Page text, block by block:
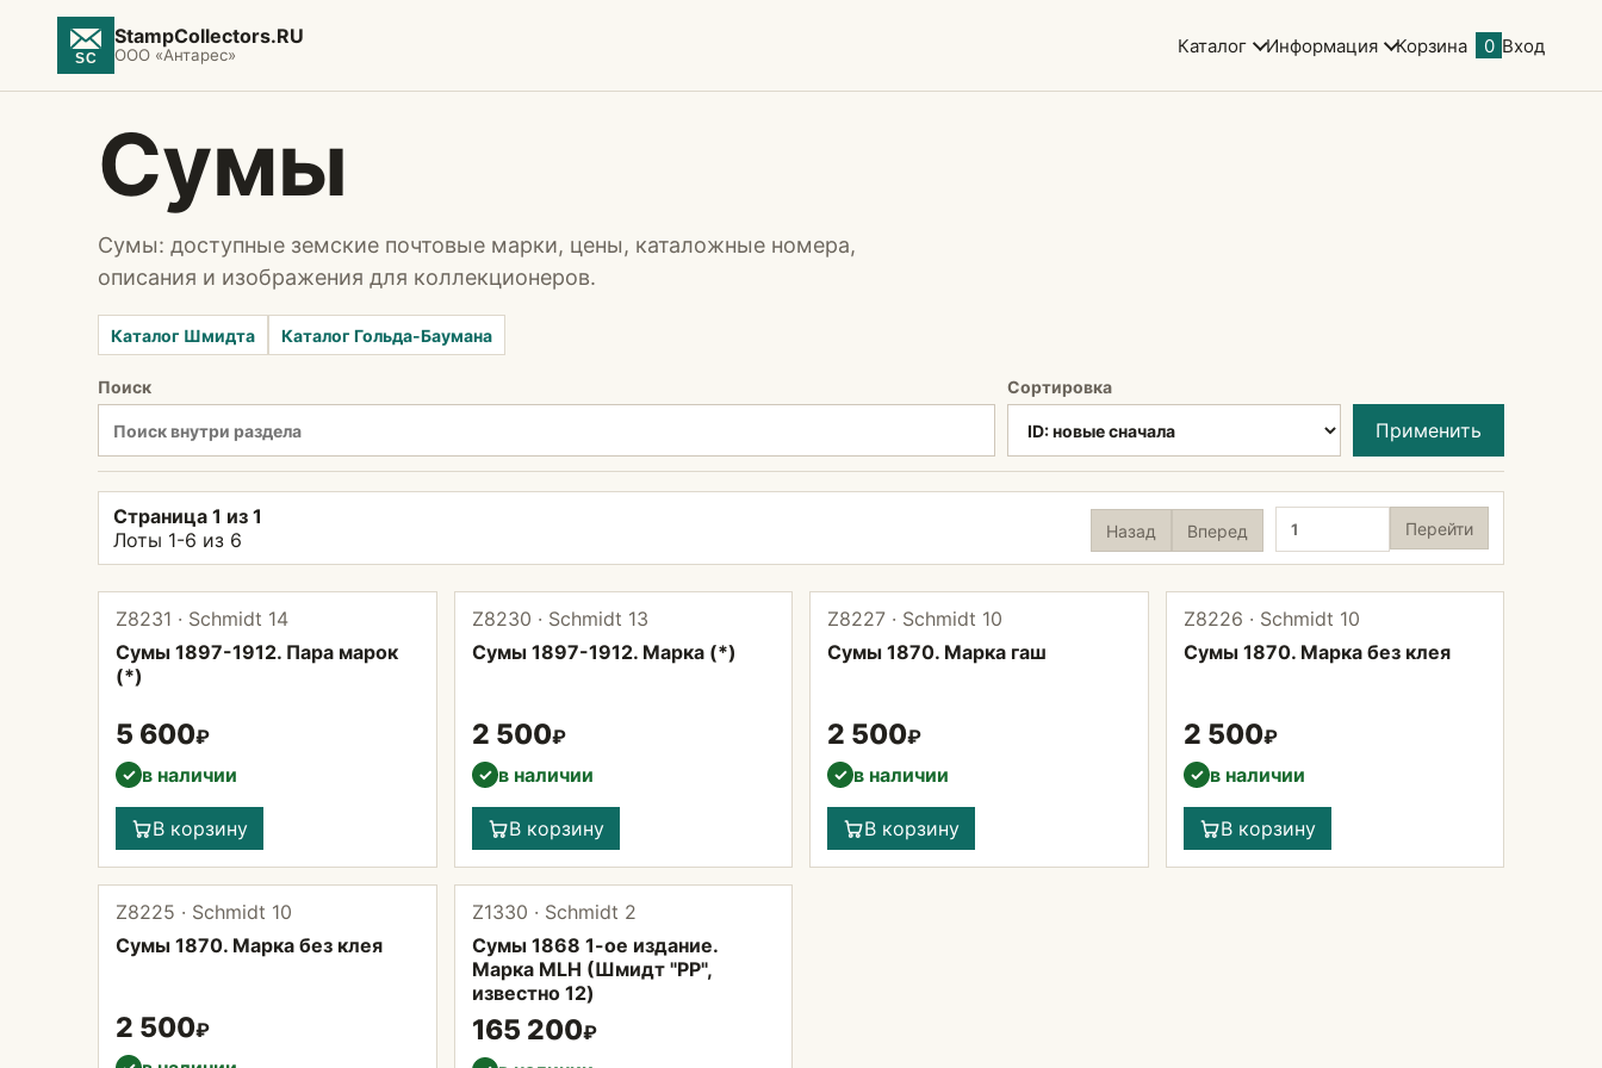
StampCollectors.RU
ООО «Антарес» Каталог Информация Корзина 0 Вход
Сумы
Сумы: доступные земские почтовые марки, цены, каталожные номера,
описания и изображения для коллекционеров.
Каталог Шмидта Каталог Гольда-Баумана
Поиск Сортировка
Применить
Страница 1 из 1
Лоты 1-6 из 6
Назад Вперед Перейти
Z8231 · Schmidt 14
Сумы 1897-1912. Пара марок
(*)
5 600₽
✓ в наличии
В корзину
Z8230 · Schmidt 13
Сумы 1897-1912. Марка (*)
2 500₽
✓ в наличии
В корзину
Z8227 · Schmidt 10
Сумы 1870. Марка гаш
2 500₽
✓ в наличии
В корзину
Z8226 · Schmidt 10
Сумы 1870. Марка без клея
2 500₽
✓ в наличии
В корзину
Z8225 · Schmidt 10
Сумы 1870. Марка без клея
2 500₽
Z1330 · Schmidt 2
Сумы 1868 1-ое издание.
Марка MLH (Шмидт "РР",
известно 12)
165 200₽